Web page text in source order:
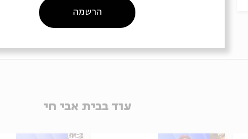
עוד בבית אבי חי
הרשמה